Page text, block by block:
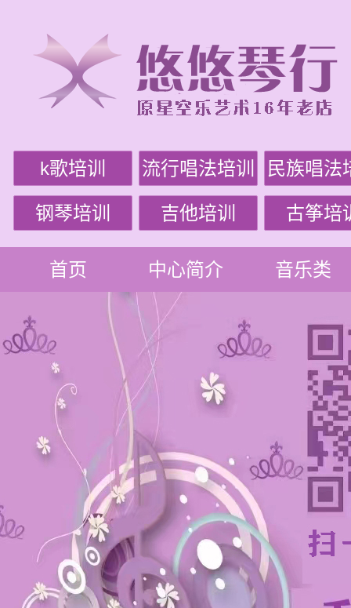
k歌培训 流行唱法培训 民族唱法
钢琴培训 吉他培训 古筝培
首页 中心简介 音乐类